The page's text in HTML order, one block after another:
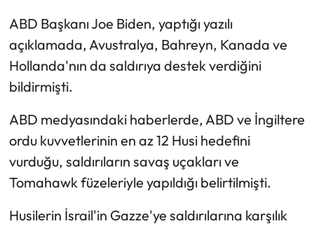
ABD Başkanı Joe Biden, yaptığı yazılı
açıklamada, Avustralya, Bahreyn, Kanada ve
Hollanda'nın da saldırıya destek verdiğini
bildirmişti.
ABD medyasındaki haberlerde, ABD ve İngiltere
ordu kuvvetlerinin en az 12 Husi hedefini
vurduğu, saldırıların savaş uçakları ve
Tomahawk füzeleriyle yapıldığı belirtilmişti.
Husilerin İsrail'in Gazze'ye saldırılarına karşılık